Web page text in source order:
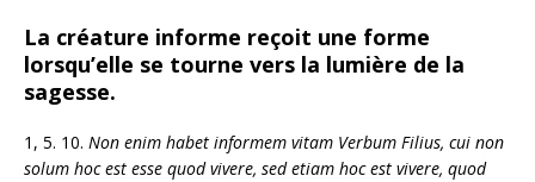
La créature informe reçoit une forme
lorsqu’elle se tourne vers la lumière de la
sagesse.
1, 5. 10. Non enim habet informem vitam Verbum Filius, cui non
solum hoc est esse quod vivere, sed etiam hoc est vivere, quod